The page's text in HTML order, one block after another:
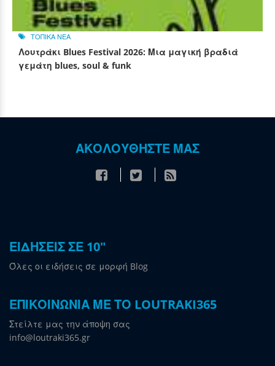
ΤΟΠΙΚΑ ΝΕΑ
Λουτράκι Blues Festival 2026: Μια μαγική βραδιά
γεμάτη blues, soul & funk
ΑΚΟΛΟΥΘΗΣΤΕ ΜΑΣ
ΕΙΔΗΣΕΙΣ ΣΕ 10"
Όλες οι ειδήσεις σε μορφή Blog
ΕΠΙΚΟΙΝΩΝΙΑ ΜΕ ΤΟ LOUTRAKI365
Στείλτε μας την άποψη σας
info@loutraki365.gr